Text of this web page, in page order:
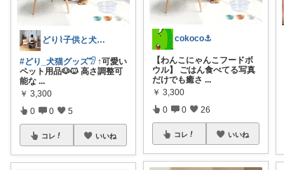
どり⌇ 子供と犬と暮らし
#どり_犬猫グッズ𓅿↑可愛い
ペット用品🐶🐱 高さ調整可
能な ...
￥ 3,300
0 0 5
コレ いいね
cokoco⚓︎
【わんこにゃんこフードボ
ウル】 ごはん食べてる写真
だけでも癒さ ...
￥ 3,300
0 0 26
コレ いいね